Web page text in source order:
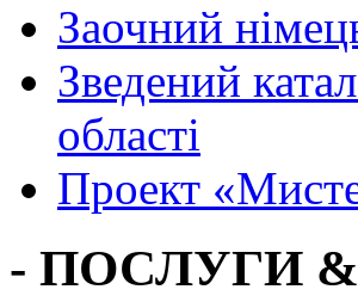
Заочний
Зведений
області
Проект
- ПОСЛУГИ